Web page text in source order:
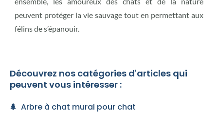
peuvent protéger la vie sauvage tout en permettant aux
félins de s’épanouir.
Découvrez nos catégories d'articles qui
peuvent vous intéresser :
Arbre à chat mural pour chat